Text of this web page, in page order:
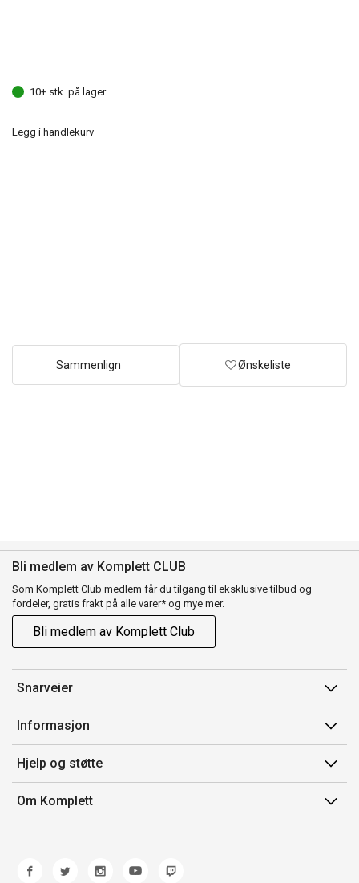
10+ stk. på lager.
Legg i handlekurv
Sammenlign Ønskeliste
Bli medlem av Komplett CLUB
Som Komplett Club medlem får du tilgang til eksklusive tilbud og
fordeler, gratis frakt på alle varer* og mye mer.
Bli medlem av Komplett Club
Snarveier
Min side
Ordreoversikt
Flex
Komplett Club
Informasjon
Salgsbetingelser
Medlemsvilkår for Komplett Club
Merker/produsent
Hjelp og støtte
Kontakt oss
Kundeservice
Retur
Om Komplett